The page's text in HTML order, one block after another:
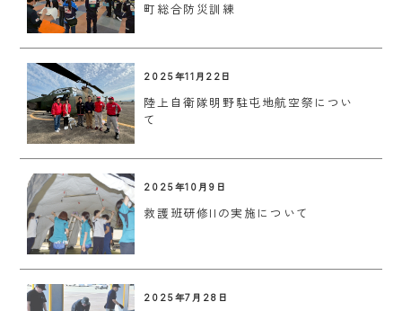
町総合防災訓練
2025年11月22日
陸上自衛隊明野駐屯地航空祭につい
て
2025年10月9日
救護班研修IIの実施について
2025年7月28日